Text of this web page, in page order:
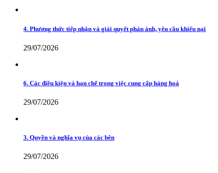
4. Phương thức tiếp nhận và giải quyết phản ánh, yêu cầu khiếu nại
29/07/2026
6. Các điều kiện và hạn chế trong việc cung cấp hàng hoá
29/07/2026
3. Quyền và nghĩa vụ của các bên
29/07/2026